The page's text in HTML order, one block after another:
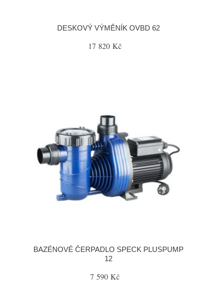
DESKOVÝ VÝMĚNÍK OVBD 62
17 820 Kč
BAZÉNOVÉ ČERPADLO SPECK PLUSPUMP
12
7 590 Kč